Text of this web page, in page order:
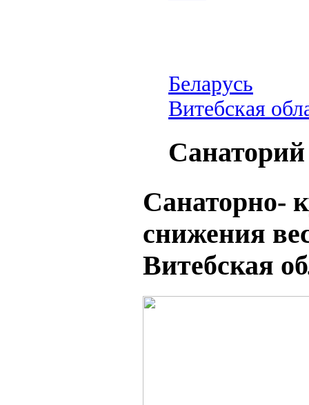
Беларусь
Витебская
Санаторно-
снижения
Витебская